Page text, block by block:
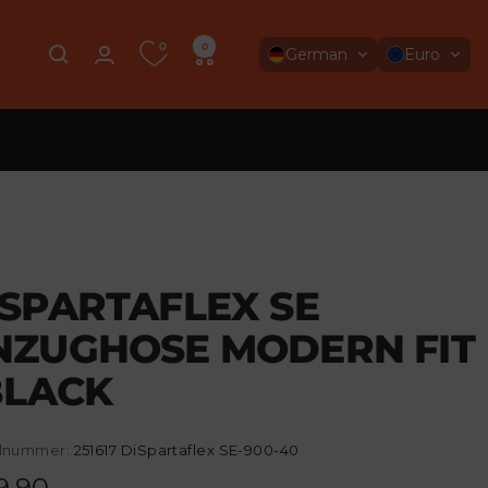
0 0 German Euro
SE
MODERN FIT
251617 DiSpartaflex SE-900-40